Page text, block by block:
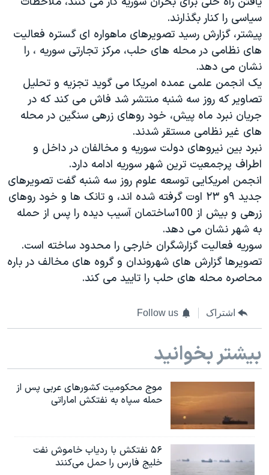
سفر پرزیدنت ترامپ به چین
سیاسی را کنار بگذارند.
پیشتر، گزارش رسید تصویرهای ماهواره ای گستره فعالیت
های نظامی در محله های حلب، مرکز تجارتی سوریه ، را
نشان می دهد.
یک انجمن علمی عمده امریکا می گوید تجزیه و تحلیل
تصاویر که روز سه شنبه منتشر شد فاش می کند که در
جریان نبرد ماه پیش، خود روهای زرهی سنگین در محله
های غیر نظامی مستقر شدند.
نبرد بین نیروهای دولت سوریه و مخالفان در داخل و
اطراف پرجمعیت ترین شهر سوریه ادامه دارد.
انجمن امریکایی توسعه علوم روز سه شنبه گفت تصویرهای
جدید ۹و ۲۳ اوت گرفته شده اند، و تانک ها و خود روهای
زرهی و بیش از 100ساختمان آسیب دیده را پس از حمله
به شهر نشان می دهد.
سوریه فعالیت گزارشگران خارجی را محدود ساخته است.
تصویرها گزارش های شهروندان و گروه های مخالف در باره
محاصره محله های حلب را تایید می کند.
اشتراک Follow us
بیشتر بخوانید
موج محکومیت کشورهای عربی پس از
حمله سپاه به نفتکش اماراتی
۵۶ نفتکش با ردیاب خاموش نفت
خلیج فارس را حمل می‌کنند